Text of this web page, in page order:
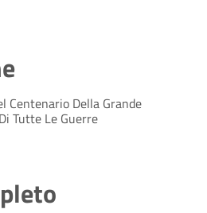
Centenario Della Grande
Tutte Le Guerre